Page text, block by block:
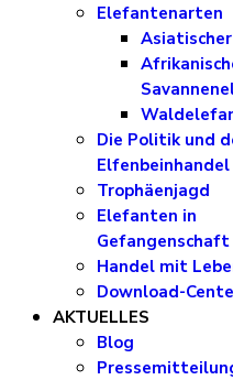
Elefantenarten
Die Politik und
Elfenbeinhandel
Trophäenjagd
Elefanten in
Gefangenschaft
Handel mit
Download-
AKTUELLES
Blog